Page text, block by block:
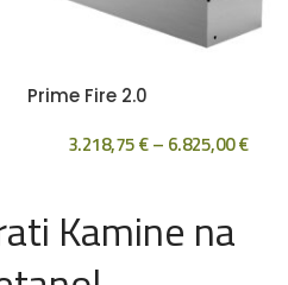
Prime Fire 2.0
3.218,75€– 6.825,00€
Kamine na